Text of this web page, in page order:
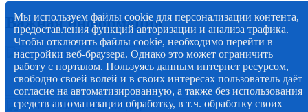
Важная информация
Мы используем файлы cookie для персонализации контента,
предоставления функций авторизации и анализа трафика.
Чтобы отключить файлы cookie, необходимо перейти в
настройки веб-браузера. Однако это может ограничить
работу с порталом. Пользуясь данным интернет ресурсом,
свободно своей волей и в своих интересах пользователь даёт
согласие на автоматизированную, а также без использования
средств автоматизации обработку, в т.ч. обработку своих